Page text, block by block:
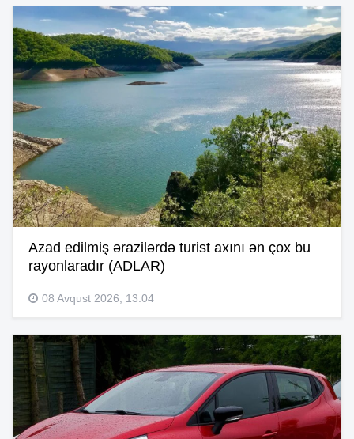
Azad edilmiş ərazilərdə turist axını ən çox bu
rayonlaradır (ADLAR)
08 Avqust 2026, 13:04